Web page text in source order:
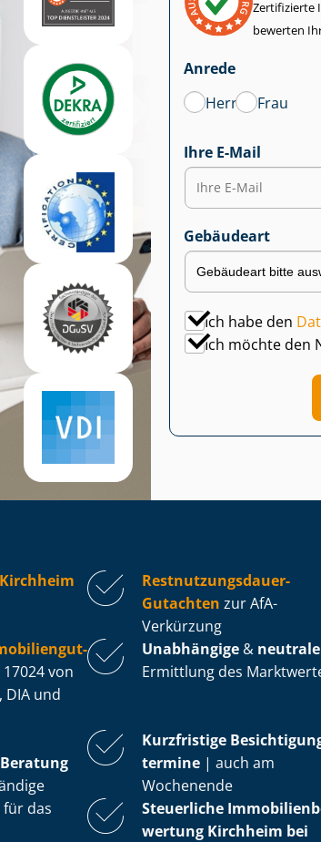
Zertifizierte
bewerten
Anrede
Herr
Frau
Ihre E-Mail
Gebäudeart
Ich habe den
Ich möchte den
Rest­nut­zungs­dau­er-
Gutachten zur AfA-
Verkürzung
von
DIA und
Unabhängige & neutrale
Ermittlung des
Kurzfristige
ter­mi­ne | auch am
Wochenende
für das
Steuerliche
wer­tung Kirchheim bei